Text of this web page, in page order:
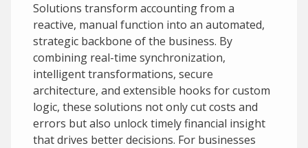
Solutions transform accounting from a
reactive, manual function into an automated,
strategic backbone of the business. By
combining real-time synchronization,
intelligent transformations, secure
architecture, and extensible hooks for custom
logic, these solutions not only cut costs and
errors but also unlock timely financial insight
that drives better decisions. For businesses